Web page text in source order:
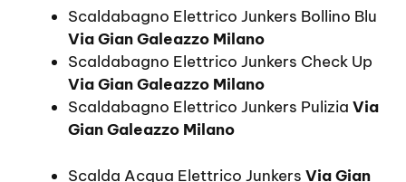
Scaldabagno Elettrico Junkers Bollino Blu
Via Gian Galeazzo Milano
Scaldabagno Elettrico Junkers Check Up
Via Gian Galeazzo Milano
Scaldabagno Elettrico Junkers Pulizia Via
Gian Galeazzo Milano
Scalda Acqua Elettrico Junkers Via Gian